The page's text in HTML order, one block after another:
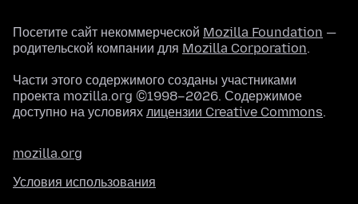
Посетите сайт некоммерческой Mozilla Foundation —
родительской компании для Mozilla Corporation.
Части этого содержимого созданы участниками
проекта mozilla.org ©1998–2026. Содержимое
доступно на условиях лицензии Creative Commons.
mozilla.org
Условия использования